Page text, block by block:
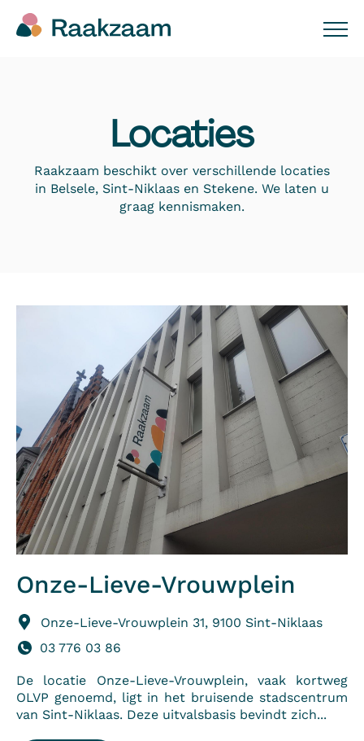
Locaties
Raakzaam beschikt over verschillende locaties
in Belsele, Sint-Niklaas en Stekene. We laten u
graag kennismaken.
Onze-Lieve-Vrouwplein
Onze-Lieve-Vrouwplein 31, 9100 Sint-Niklaas
03 776 03 86
De locatie Onze-Lieve-Vrouwplein, vaak kortweg
OLVP genoemd, ligt in het bruisende stadscentrum
van Sint-Niklaas. Deze uitvalsbasis bevindt zich...